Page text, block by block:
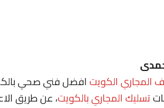
المجاري الكويتافضل فني صحي
تسليك المجاري بالكويت، عن طريق